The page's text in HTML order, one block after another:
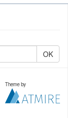
OK
Theme by